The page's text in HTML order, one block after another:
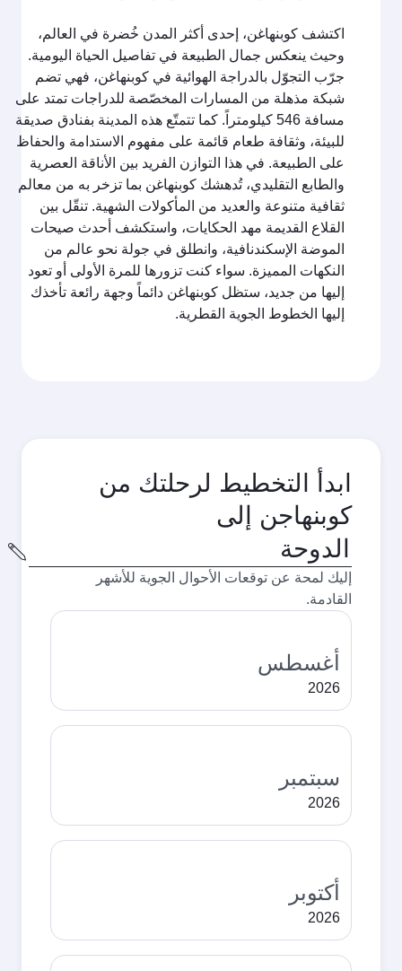
اكتشف كوبنهاغن، إحدى أكثر المدن خُضرة في العالم،
وحيث ينعكس جمال الطبيعة في تفاصيل الحياة اليومية.
جرّب التجوّل بالدراجة الهوائية في كوبنهاغن، فهي تضم
شبكة مذهلة من المسارات المخصّصة للدراجات تمتد على
مسافة 546 كيلومتراً. كما تتمتّع هذه المدينة بفنادق صديقة
للبيئة، وثقافة طعام قائمة على مفهوم الاستدامة والحفاظ
على الطبيعة. في هذا التوازن الفريد بين الأناقة العصرية
والطابع التقليدي، تُدهشك كوبنهاغن بما تزخر به من معالم
ثقافية متنوعة والعديد من المأكولات الشهية. تنقّل بين
القلاع القديمة مهد الحكايات، واستكشف أحدث صيحات
الموضة الإسكندنافية، وانطلق في جولة نحو عالم من
النكهات المميزة. سواء كنت تزورها للمرة الأولى أو تعود
إليها من جديد، ستظل كوبنهاغن دائماً وجهة رائعة تأخذك
إليها الخطوط الجوية القطرية.
ابدأ التخطيط لرحلتك من
كوبنهاجن إلى
مدينة
المغادرة
إليك لمحة عن توقعات الأحوال الجوية للأشهر
القادمة.
أغسطس
2026
سبتمبر
2026
أكتوبر
2026